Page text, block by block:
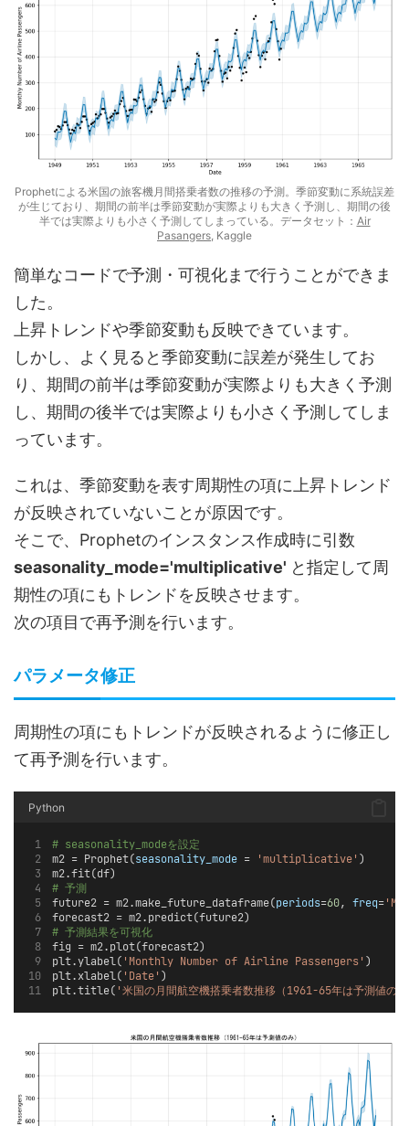
Prophetによる米国の旅客機月間搭乗者数の推移の予測。季節変動に系統誤差
が生じており、期間の前半は季節変動が実際よりも大きく予測し、期間の後
半では実際よりも小さく予測してしまっている。データセット： Air
Pasangers, Kaggle
簡単なコードで予測・可視化まで行うことができま
した。
上昇トレンドや季節変動も反映できています。
しかし、よく見ると季節変動に誤差が発生してお
り、期間の前半は季節変動が実際よりも大きく予測
し、期間の後半では実際よりも小さく予測してしま
っています。
これは、季節変動を表す周期性の項に上昇トレンド
が反映されていないことが原因です。
そこで、Prophetのインスタンス作成時に引数
seasonality_mode='multiplicative' と指定して周
期性の項にもトレンドを反映させます。
次の項目で再予測を行います。
パラメータ修正
周期性の項にもトレンドが反映されるように修正し
て再予測を行います。
Python
# seasonality_modeを設定
m2 = Prophet(seasonality_mode = 'multiplicative' )
m2.fit(df)
# 予測
future2 = m2.make_future_dataframe(periods=60, freq=
forecast2 = m2.predict(future2)
# 予測結果を可視化
fig = m2.plot(forecast2)
plt.ylabel( 'Monthly Number of Airline Passengers' )
plt.xlabel( 'Date' )
plt.title( '米国の月間航空機搭乗者数推移（1961-65年は予測値の